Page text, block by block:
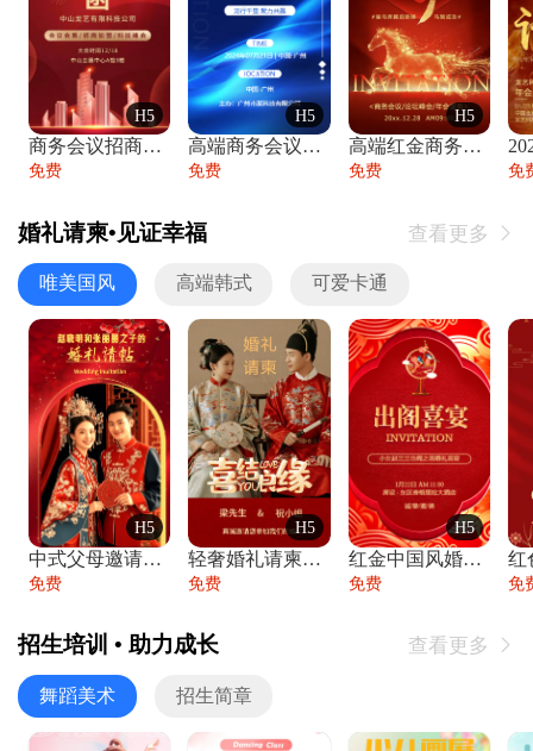
H5
商务会议招商展会科技峰会邀请函年会邀请
免费
H5
高端商务会议招商加盟展会峰会论坛邀请函
免费
H5
高端红金商务会议年会年终盛典答谢邀请函
免费 免
婚礼请柬•见证幸福 查看更多 
唯美国风 高端韩式 可爱卡通
H5
中式父母邀请函婚礼结婚请柬请贴父母邀请方
免费
H5
轻奢婚礼请柬婚礼邀请函结婚照请帖
免费
H5
红金中国风婚礼请柬出阁喜宴嫁女请帖出阁宴
免费 免
招生培训 • 助力成长 查看更多 
舞蹈美术 招生简章